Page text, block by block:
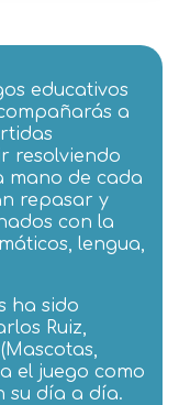
educativos
a
resolviendo
mano de cada
repasar y
con la
lengua,
ha sido
Ruiz,
el juego como
su día a día.